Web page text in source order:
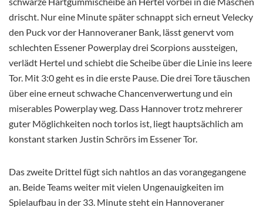
drischt. Nur eine Minute später schnappt sich erneut Velecky
den Puck vor der Hannoveraner Bank, lässt genervt vom
schlechten Essener Powerplay drei Scorpions aussteigen,
verlädt Hertel und schiebt die Scheibe über die Linie ins leere
Tor. Mit 3:0 geht es in die erste Pause. Die drei Tore täuschen
über eine erneut schwache Chancenverwertung und ein
miserables Powerplay weg. Dass Hannover trotz mehrerer
guter Möglichkeiten noch torlos ist, liegt hauptsächlich am
konstant starken Justin Schrörs im Essener Tor.
Das zweite Drittel fügt sich nahtlos an das vorangegangene
an. Beide Teams weiter mit vielen Ungenauigkeiten im
Spielaufbau in der 33. Minute steht ein Hannoveraner